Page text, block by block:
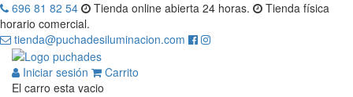
696 81 82 54 Tienda online abierta 24 horas.
Tienda física
horario comercial.
tienda@puchadesiluminacion.com
Iniciar sesión
Carrito
El carro esta vacio